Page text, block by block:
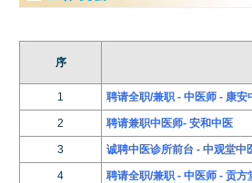
序
1 聘请全职/兼职 - 中医师 - 康安
2 聘请兼职中医师- 安和中医
3 诚聘中医诊所前台 - 中观堂中
4 聘请全职/兼职 - 中医师 - 贡方